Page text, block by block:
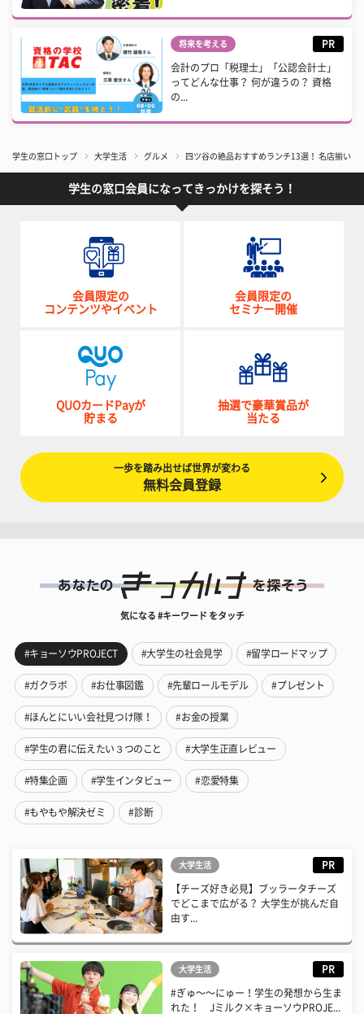
将来を考える PR
会計のプロ「税理士」「公認会計士」
ってどんな仕事？ 何が違うの？ 資格
の...
学生の窓口トップ 大学生活 グルメ 四ツ谷の絶品おすすめランチ13選！ 名店揃いの
学生の窓口会員になってきっかけを探そう！
会員限定の
コンテンツやイベント
会員限定の
セミナー開催
QUOカードPayが
貯まる
抽選で豪華賞品が
当たる
一歩を踏み出せば世界が変わる
無料会員登録
気になる #キーワード をタッチ
#キョーソウPROJECT #大学生の社会見学 #留学ロードマップ
#ガクラボ #お仕事図鑑 #先輩ロールモデル #プレゼント
#ほんとにいい会社見つけ隊！ #お金の授業
#学生の君に伝えたい３つのこと #大学生正直レビュー
#特集企画 #学生インタビュー #恋愛特集
#もやもや解決ゼミ #診断
大学生活 PR
【チーズ好き必見】ブッラータチーズ
でどこまで広がる？ 大学生が挑んだ自
由す...
大学生活 PR
#ぎゅ〜〜にゅー！学生の発想から生ま
れた！ Jミルク×キョーソウPROJE...